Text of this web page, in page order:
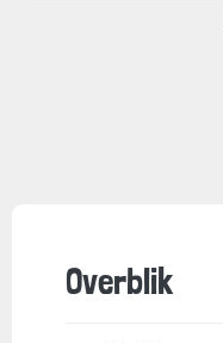
Overblik